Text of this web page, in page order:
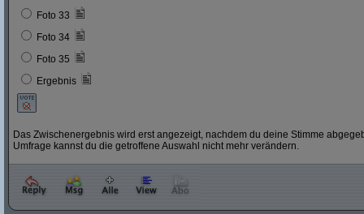
Foto 33
Foto 34
Foto 35
Ergebnis
Das Zwischenergebnis wird erst angezeigt, nachdem du deine Stimme
Umfrage kannst du die getroffene Auswahl nicht mehr verändern.